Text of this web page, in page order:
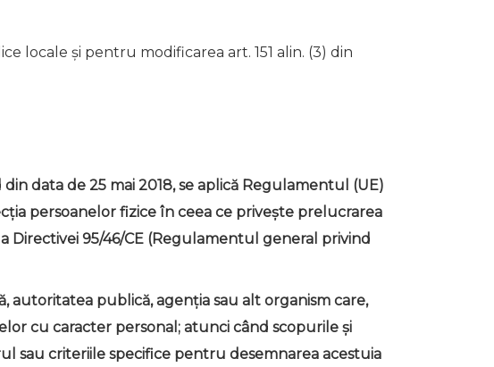
locale şi pentru modificarea art. 151 alin. (3) din
data de 25 mai 2018, se aplică Regulamentul (UE)
persoanelor fizice în ceea ce privește prelucrarea
Directivei 95/46/CE (Regulamentul general privind
autoritatea publică, agenția sau alt organism care,
cu caracter personal; atunci când scopurile și
sau criteriile specifice pentru desemnarea acestuia